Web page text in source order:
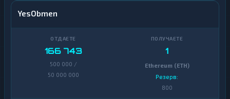
YesObmen
166 743
500 000 /
50 000 000
1
Ethereum (ETH)
Резерв:
800